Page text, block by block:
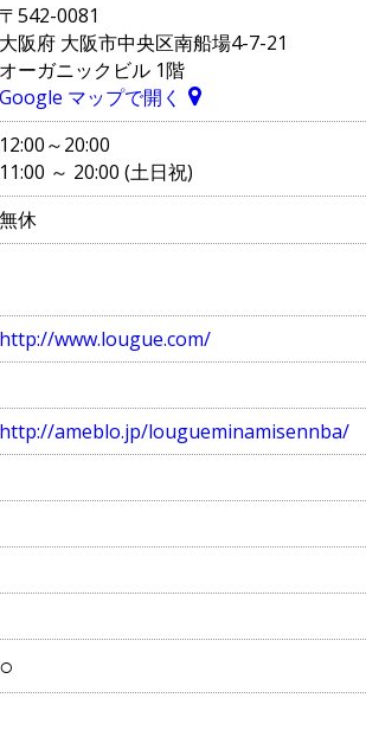
〒542-0081
大阪府 大阪市中央区南船場4-7-21
オーガニックビル 1階
Google マップで開く
12:00～20:00
11:00 ～ 20:00 (土日祝)
無休
http://www.lougue.com/
http://ameblo.jp/lougueminamisennba/
○